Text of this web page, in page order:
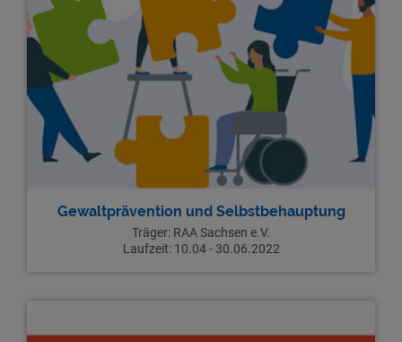
Gewaltprävention und Selbstbehauptung
Träger: RAA Sachsen e.V.
Laufzeit: 10.04 - 30.06.2022